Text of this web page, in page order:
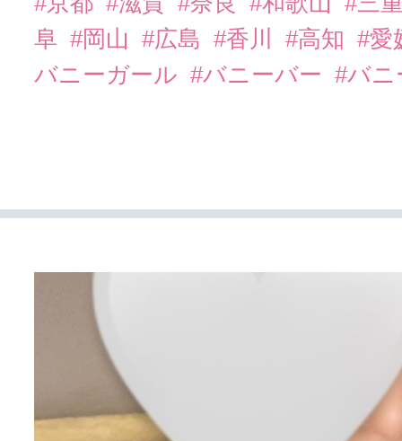
阜 #岡山 #広島 #香川 #高知 #愛
バニーガール #バニーバー #バ